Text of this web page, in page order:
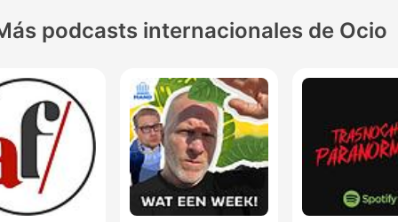
podcasts internacionales de Ocio